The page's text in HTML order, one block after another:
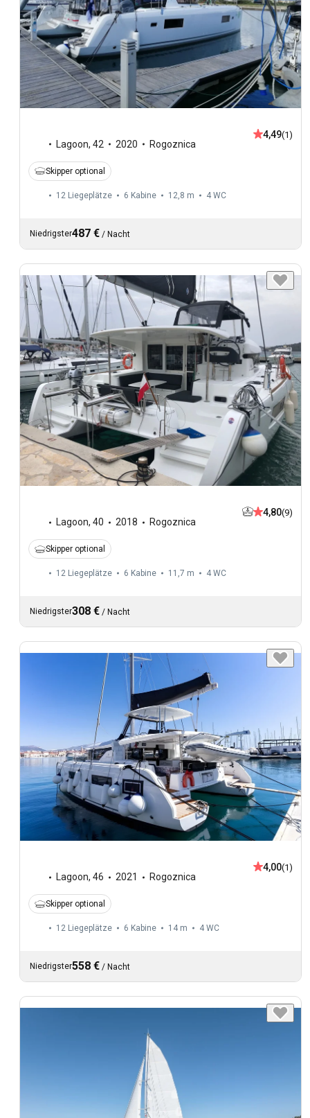
Lagoon, 42 2020 Rogoznica
4,49(1)
Skipper optional
12 Liegeplätze 6 Kabine 12,8 m 4 WC
Niedrigster487 € / Nacht
Lagoon, 40 2018 Rogoznica
4,80(9)
Skipper optional
12 Liegeplätze 6 Kabine 11,7 m 4 WC
Niedrigster308 € / Nacht
Lagoon, 46 2021 Rogoznica
4,00(1)
Skipper optional
12 Liegeplätze 6 Kabine 14 m 4 WC
Niedrigster558 € / Nacht